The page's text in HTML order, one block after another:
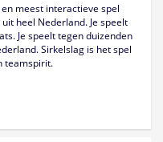
meest interactieve spel
heel Nederland. Je speelt
Je speelt tegen duizenden
Sirkelslag is het spel
teamspirit.